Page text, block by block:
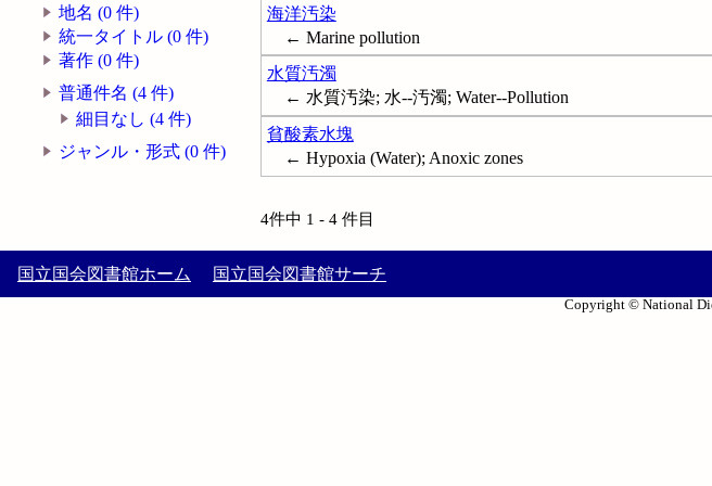
地名 (0 件)
統一タイトル (0 件)
著作 (0 件)
普通件名 (4 件)
細目なし (4 件)
ジャンル・形式 (0 件)
海洋汚染
← Marine pollution
水質汚濁
← 水質汚染; 水--汚濁; Water--Pollution
貧酸素水塊
← Hypoxia (Water); Anoxic zones
4件中 1 - 4 件目
国立国会図書館ホーム 国立国会図書館サーチ
Copyright © National